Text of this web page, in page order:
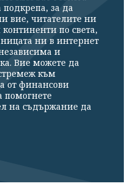
за да
вие, читателите ни
по света,
ни в интернет
и
Вие можете да
към
от финансови
помогнете
на съдържание да